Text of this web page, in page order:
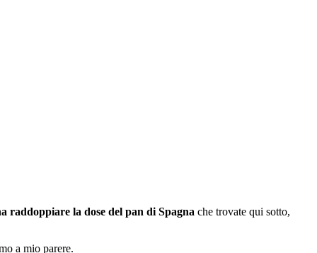
raddoppiare la dose del pan di Spagna che trovate qui sotto,
a mio parere.